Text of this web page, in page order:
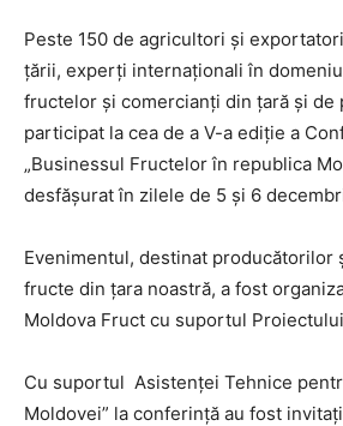
Peste 150 de agricultori și
țării, experți internaționali în
fructelor și comercianți din țară și de
participat la cea de a V-a ediție a
„Businessul Fructelor în republica
desfășurat în zilele de 5 și 6
Evenimentul, destinat producătorilor
fructe din țara noastră, a fost
Moldova Fruct cu suportul Proiectului
Cu suportul Asistenței Tehnice
Moldovei” la conferință au fost